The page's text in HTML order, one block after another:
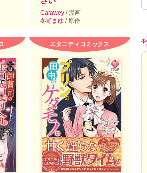
Carawey / 漫画
冬野まゆ / 原作
エタニティコミックス